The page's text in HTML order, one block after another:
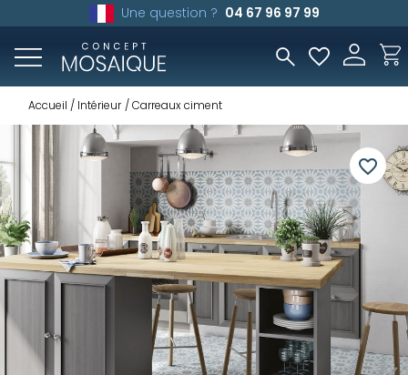
Une question ? 04 67 96 97 99
Accueil Intérieur Carreaux ciment
favorite_border